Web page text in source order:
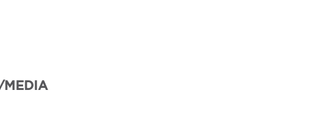
MEDIA